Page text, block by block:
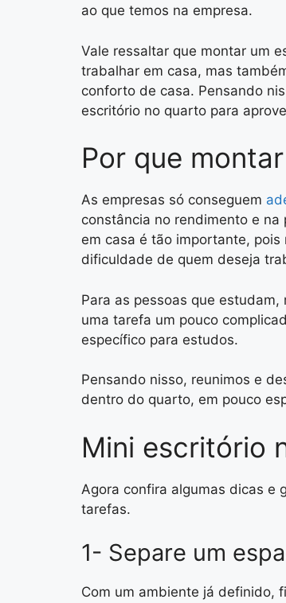
ao que temos na empresa.
Vale ressaltar que montar um
trabalhar em casa, mas
conforto de casa. Pensando
escritório no quarto para
Por que
As empresas só conseguem
constância no rendimento e
em casa é tão importante,
dificuldade de quem deseja
Para as pessoas que
uma tarefa um pouco
específico para estudos.
Pensando nisso, reunimos e
dentro do quarto, em pouco
Mini escritório
Agora confira algumas dicas e
tarefas.
1- Separe um
Com um ambiente já definido,